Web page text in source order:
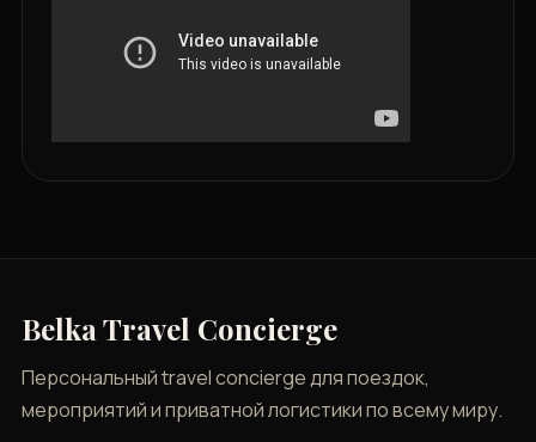
Belka Travel Concierge
Персональный travel concierge для поездок,
мероприятий и приватной логистики по всему миру.